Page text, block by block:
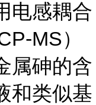
电感耦合
MS）
属砷的含
和类似基